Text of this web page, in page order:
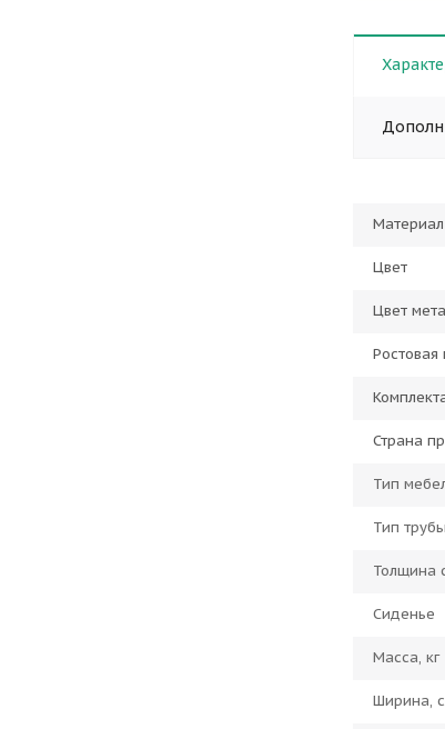
Материал
Цвет
Цвет
Ростовая
Страна
Тип
Тип трубы
Толщина
Сиденье
Масса, кг
Ширина,